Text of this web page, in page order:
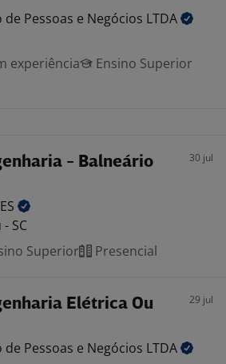
Pessoas e Negócios LTDA
experiência
Ensino Superior
- Balneário
30 jul
SC
Superior Presencial
Elétrica Ou
29 jul
Pessoas e Negócios LTDA